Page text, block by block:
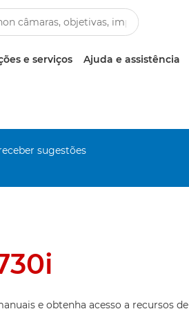
e serviços Ajuda e assistência
sugestões
e obtenha acesso a recursos de